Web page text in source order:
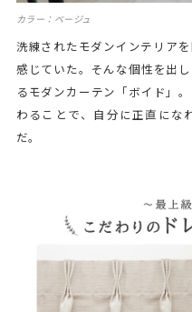
カラー：ベージュ
洗練されたモダンインテリア
感じていた。そんな個性を出
るモダンカーテン「ボイド」
わることで、自分に正直にな
だ。